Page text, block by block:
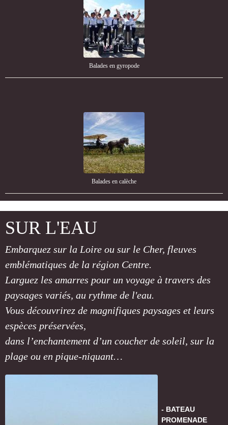
Balades en gyropode
Balades en calèche
SUR L'EAU
Embarquez sur la Loire ou sur le Cher, fleuves
emblématiques de la région Centre.
Larguez les amarres pour un voyage à travers des
paysages variés, au rythme de l'eau.
Vous découvrirez de magnifiques paysages et leurs
espèces préservées,
dans l’enchantement d’un coucher de soleil, sur la
plage ou en pique-niquant…
- BATEAU
PROMENADE